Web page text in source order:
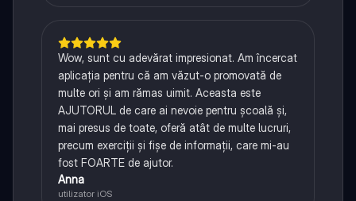
Wow, sunt cu adevărat impresionat. Am încercat
aplicația pentru că am văzut-o promovată de
multe ori și am rămas uimit. Aceasta este
AJUTORUL de care ai nevoie pentru școală și,
mai presus de toate, oferă atât de multe lucruri,
precum exerciții și fișe de informații, care mi-au
fost FOARTE de ajutor.
Anna
utilizator iOS